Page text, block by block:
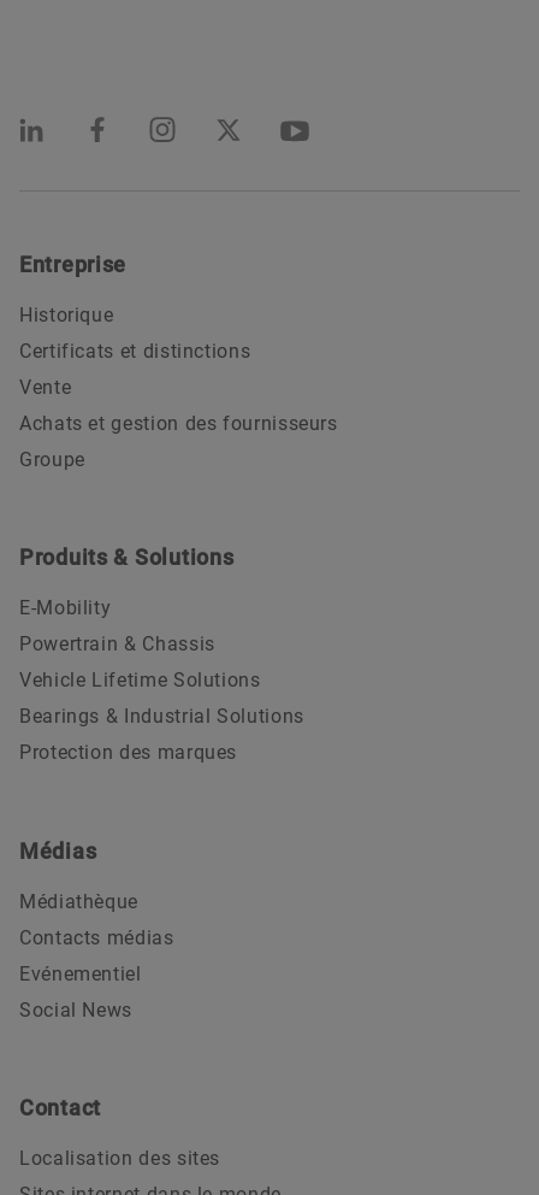
Entreprise
Historique
Certificats et distinctions
Vente
Achats et gestion des fournisseurs
Groupe
Produits & Solutions
E-Mobility
Powertrain & Chassis
Vehicle Lifetime Solutions
Bearings & Industrial Solutions
Protection des marques
Médias
Médiathèque
Contacts médias
Evénementiel
Social News
Contact
Localisation des sites